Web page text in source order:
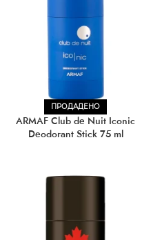
ПРОДАДЕНО
ARMAF Club de Nuit Iconic
Deodorant Stick 75 ml